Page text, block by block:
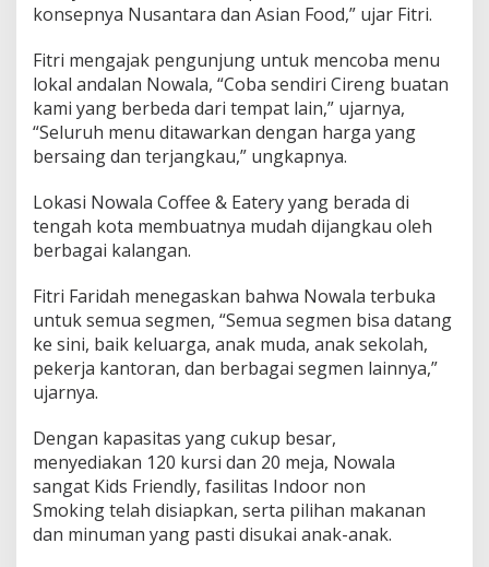
konsepnya Nusantara dan Asian Food,” ujar Fitri.
Fitri mengajak pengunjung untuk mencoba menu
lokal andalan Nowala, “Coba sendiri Cireng buatan
kami yang berbeda dari tempat lain,” ujarnya,
“Seluruh menu ditawarkan dengan harga yang
bersaing dan terjangkau,” ungkapnya.
Lokasi Nowala Coffee & Eatery yang berada di
tengah kota membuatnya mudah dijangkau oleh
berbagai kalangan.
Fitri Faridah menegaskan bahwa Nowala terbuka
untuk semua segmen, “Semua segmen bisa datang
ke sini, baik keluarga, anak muda, anak sekolah,
pekerja kantoran, dan berbagai segmen lainnya,”
ujarnya.
Dengan kapasitas yang cukup besar,
menyediakan 120 kursi dan 20 meja, Nowala
sangat Kids Friendly, fasilitas Indoor non
Smoking telah disiapkan, serta pilihan makanan
dan minuman yang pasti disukai anak-anak.